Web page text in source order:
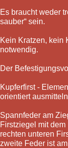
Es braucht weder
sauber“ sein.
Kein Kratzen, kein
notwendig.
Der
Kupferfirst -
orientiert
Spannfeder am
Firstziegel mit
rechten unteren
zweite Feder ist